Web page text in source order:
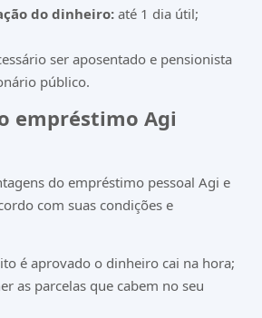
do dinheiro: até 1 dia útil;
ser aposentado e pensionista
público.
empréstimo Agi
do empréstimo pessoal Agi e
com suas condições e
é aprovado o dinheiro cai na hora;
as parcelas que cabem no seu